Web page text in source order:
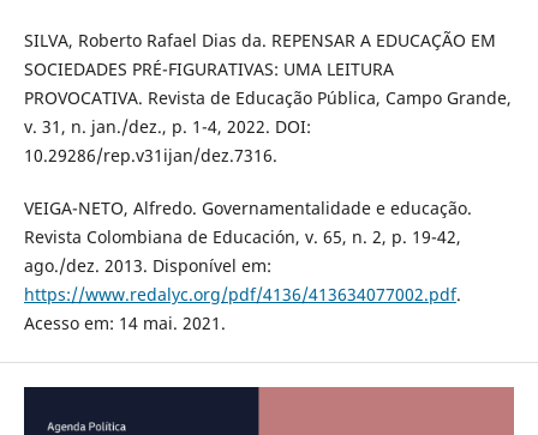
SILVA, Roberto Rafael Dias da. REPENSAR A EDUCAÇÃO EM
SOCIEDADES PRÉ-FIGURATIVAS: UMA LEITURA
PROVOCATIVA. Revista de Educação Pública, Campo Grande,
v. 31, n. jan./dez., p. 1-4, 2022. DOI:
10.29286/rep.v31ijan/dez.7316.
VEIGA-NETO, Alfredo. Governamentalidade e educação.
Revista Colombiana de Educación, v. 65, n. 2, p. 19-42,
ago./dez. 2013. Disponível em:
https://www.redalyc.org/pdf/4136/413634077002.pdf.
Acesso em: 14 mai. 2021.